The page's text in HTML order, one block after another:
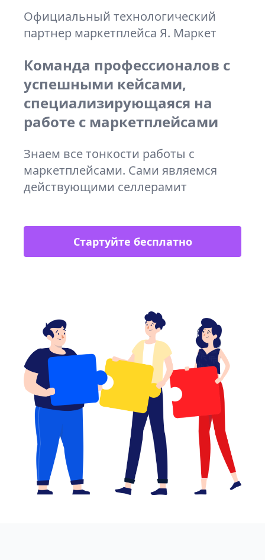
Официальный технологический
партнер маркетплейса Я. Маркет
Команда профессионалов с
успешными кейсами,
специализирующаяся на
работе с маркетплейсами
Знаем все тонкости работы с
маркетплейсами. Сами являемся
действующими селлерамит
Стартуйте бесплатно